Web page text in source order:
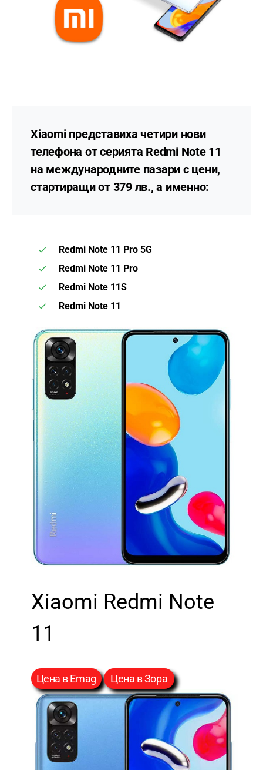
Xiaomi представиха четири нови
телефона от серията Redmi Note 11
на международните пазари с цени,
стартиращи от 379 лв., а именно:
Redmi Note 11 Pro 5G
Redmi Note 11 Pro
Redmi Note 11S
Redmi Note 11
Xiaomi Redmi Note
11
Ценa в Emag Ценa в Зора